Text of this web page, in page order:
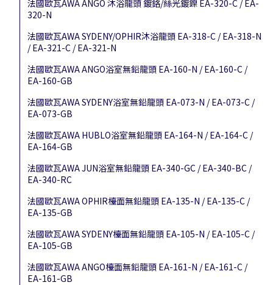
法國歐瓦AWA ANGO 沐浴龍頭 鍍鉻/絲光鍍鎳 EA-320-C / EA-
320-N
法國歐瓦AWA SYDENY/OPHIR沐浴龍頭 EA-318-C / EA-318-N
/ EA-321-C / EA-321-N
法國歐瓦AWA ANGO浴室無鉛龍頭 EA-160-N / EA-160-C /
EA-160-GB
法國歐瓦AWA SYDENY浴室無鉛龍頭 EA-073-N / EA-073-C /
EA-073-GB
法國歐瓦AWA HUBLO浴室無鉛龍頭 EA-164-N / EA-164-C /
EA-164-GB
法國歐瓦AWA JUN浴室無鉛龍頭 EA-340-GC / EA-340-BC /
EA-340-RC
法國歐瓦AWA OPHIR檯面無鉛龍頭 EA-135-N / EA-135-C /
EA-135-GB
法國歐瓦AWA SYDENY檯面無鉛龍頭 EA-105-N / EA-105-C /
EA-105-GB
法國歐瓦AWA ANGO檯面無鉛龍頭 EA-161-N / EA-161-C /
EA-161-GB